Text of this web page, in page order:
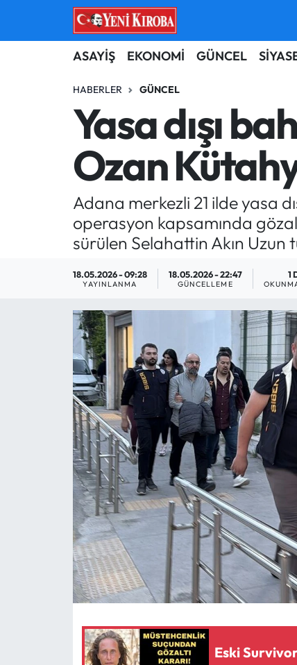
ASAYİŞ EKONOMİ GÜNCEL
HABERLER GÜNCEL
Yasa dışı
Ozan
Adana merkezli 21 ilde yasa
operasyon kapsamında
sürülen Selahattin Akın Uzun
18.05.2026 - 09:28
YAYINLANMA
18.05.2026 - 22:47
GÜNCELLEME
1
Eski
ASAYİŞ
BİLİM-TEKNOLOJİ
DÜNYA
EĞİTİM
EKONOMİ
MAGAZİN
SAĞLIK
SİYASET
TARIM
TURİZM
YAŞAM
RESMİ İLANLAR
Aydın Nöbetçi Eczaneler
Aydın Hava Durumu
Aydin Namaz Vakitleri
Aydın Trafik Yoğunluk Haritası
Süper Lig Puan Durumu ve Fikstür
Tüm Manşetler